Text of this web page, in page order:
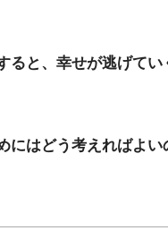
ると、幸せが逃げて
にはどう考えればよい